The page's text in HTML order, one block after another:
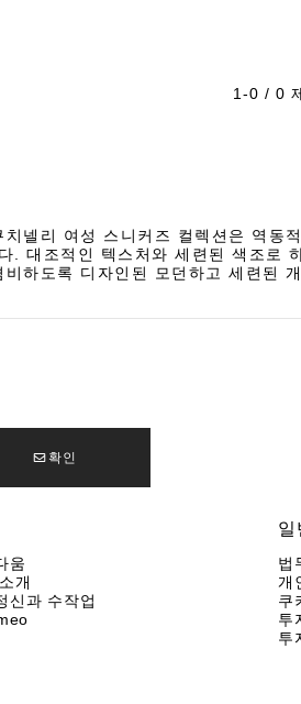
1-0 / 0
치넬리 여성 스니커즈 컬렉션은 역동
. 대조적인 텍스처와 세련된 색조로
비하도록 디자인된 모던하고 세련된
확인
움
개
신과 수작업
일
법
개
쿠
투
투